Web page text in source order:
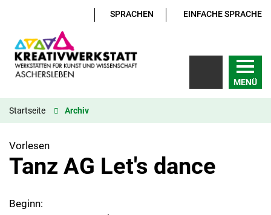
SPRACHEN EINFACHE SPRACHE
MENÜ
Startseite Archiv
Vorlesen
Tanz AG Let's dance
Beginn: